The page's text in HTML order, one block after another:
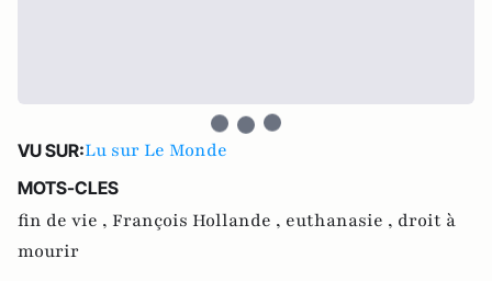
VU SUR:Lu sur Le Monde
MOTS-CLES
fin de vie , François Hollande , euthanasie , droit à
mourir